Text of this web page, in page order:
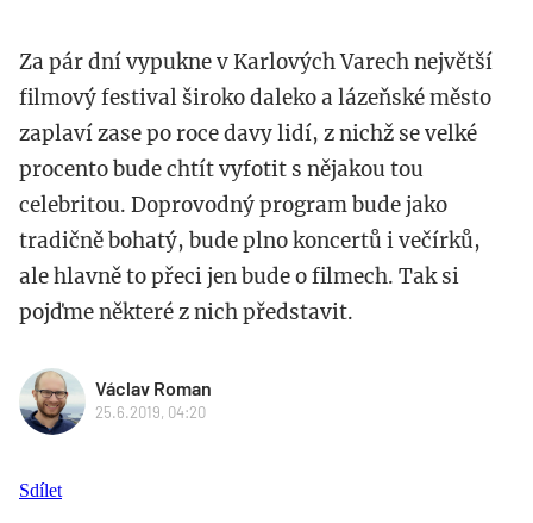
Za pár dní vypukne v Karlových Varech největší
filmový festival široko daleko a lázeňské město
zaplaví zase po roce davy lidí, z nichž se velké
procento bude chtít vyfotit s nějakou tou
celebritou. Doprovodný program bude jako
tradičně bohatý, bude plno koncertů i večírků,
ale hlavně to přeci jen bude o filmech. Tak si
pojďme některé z nich představit.
Václav Roman
25.6.2019, 04:20
Sdílet